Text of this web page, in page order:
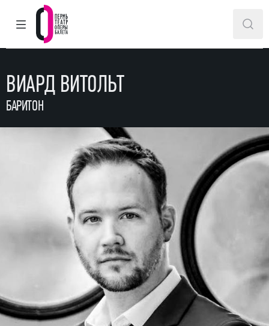
ГЛАВНОЕ МЕНЮ
Пермский театр оперы и балета
ВИАРД ВИТОЛЬТ
БАРИТОН